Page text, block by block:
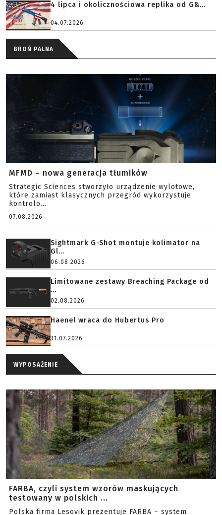
4 lipca i okolicznościowa replika od G&...
04.07.2026
BROŃ PALNA
MFMD – nowa generacja tłumików
Strategic Sciences stworzyło urządzenie wylotowe,
które zamiast klasycznych przegród wykorzystuje
kontrolo...
07.08.2026
Sightmark G-Shot montuje kolimator na
Gl...
06.08.2026
Limitowane zestawy Breaching Package od
...
02.08.2026
Haenel wraca do Hubertus Pro
31.07.2026
WYPOSAŻENIE
FARBA, czyli system wzorów maskujących
testowany w polskich ...
Polska firma Lesovik prezentuje FARBA – system